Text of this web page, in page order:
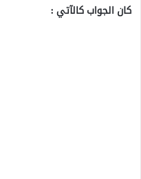
كان الجواب كالآتي :